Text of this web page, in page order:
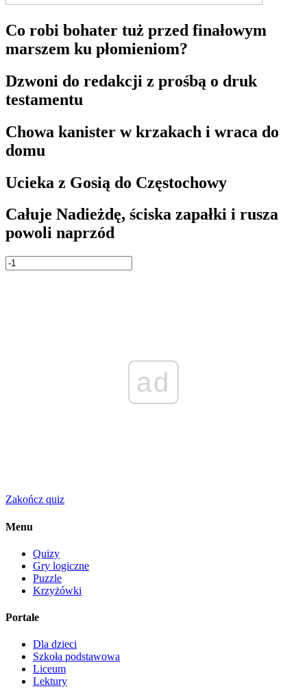
Co robi bohater tuż przed finałowym
marszem ku płomieniom?
Dzwoni do redakcji z prośbą o druk
testamentu
Chowa kanister w krzakach i wraca do
domu
Ucieka z Gosią do Częstochowy
Całuje Nadieżdę, ściska zapałki i rusza
powoli naprzód
ad
Zakończ quiz
Menu
Quizy
Gry logiczne
Puzzle
Krzyżówki
Portale
Dla dzieci
Szkoła podstawowa
Liceum
Lektury